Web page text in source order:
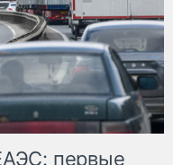
первые